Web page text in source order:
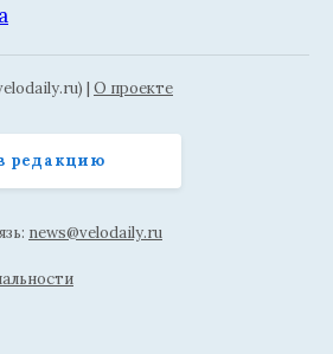
| О проекте
редакцию
news@velodaily.ru